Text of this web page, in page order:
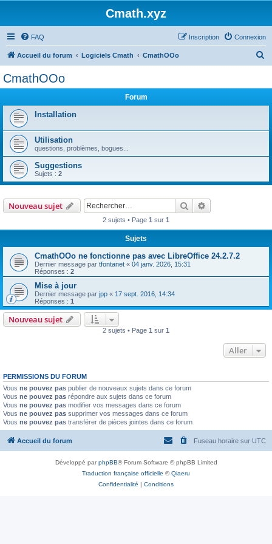
Cmath.xyz
FAQ Connexion
Inscription
Accueil du forum Logiciels Cmath CmathOOo
h
r
CmathOOo
Forum
Installation
Utilisation
questions, problèmes, bogues...
Suggestions
Sujets : 2
Nouveau sujet Rechercher
2 sujets • Page 1 sur 1
Sujets
CmathOOo ne fonctionne pas avec LibreOffice 24.2.7.2
Dernier message par tfontanet « 04 janv. 2026, 15:31
Réponses : 2
Mise à jour
Dernier message par jpp « 17 sept. 2016, 14:34
Réponses : 1
Nouveau sujet
2 sujets • Page 1 sur 1
Aller
PERMISSIONS DU FORUM
Vous ne pouvez pas publier de nouveaux sujets dans ce forum
Vous ne pouvez pas répondre aux sujets dans ce forum
Vous ne pouvez pas modifier vos messages dans ce forum
Vous ne pouvez pas supprimer vos messages dans ce forum
Vous ne pouvez pas transférer de pièces jointes dans ce forum
Accueil du forum Fuseau horaire sur UTC
Développé parphpBB® Forum Software © phpBB Limited
Traduction française officielle ©Qiaeru
Confidentialité | Conditions